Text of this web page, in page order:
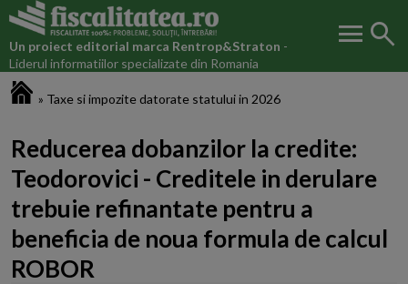
Un proiect editorial marca Rentrop&Straton -
Liderul informatiilor specializate din Romania
menu search
» Taxe si impozite datorate statului in 2026
Reducerea dobanzilor la credite:
Teodorovici - Creditele in derulare
trebuie refinantate pentru a
beneficia de noua formula de calcul
ROBOR